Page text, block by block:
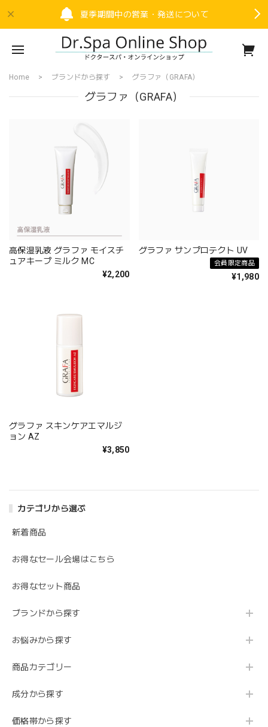
夏季期間中の営業・発送について
カテゴリから選ぶ
新着商品
お得なセール会場はこちら
お得なセット商品
ブランドから探す
お悩みから探す
商品カテゴリー
成分から探す
価格帯から探す
Home ブランドから探す グラファ（GRAFA）
グラファ（GRAFA）
高保湿乳液 グラファ モイスチ
ュアキープ ミルク MC
¥2,200
グラファ サンプロテクト UV
会員限定商品
¥1,980
グラファ スキンケアエマルジ
ョン AZ
¥3,850